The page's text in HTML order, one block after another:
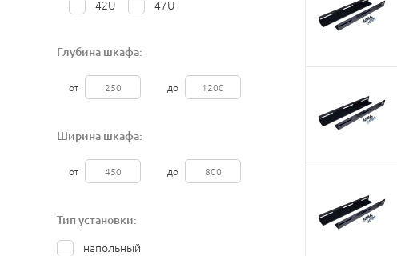
42U 47U
Глубина шкафа:
от до
Ширина шкафа:
от до
Тип установки:
напольный